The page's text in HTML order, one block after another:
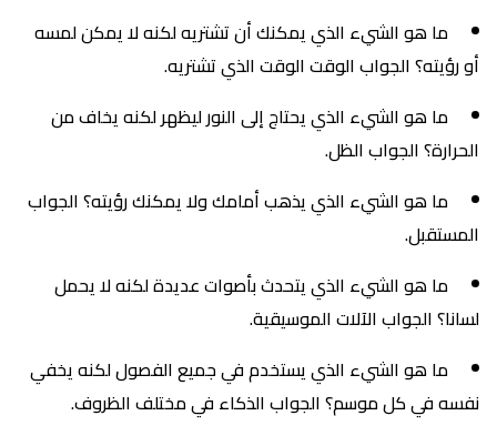
ما هو الشيء الذي يمكنك أن تشتريه لكنه لا يمكن لمسه
أو رؤيته؟ الجواب الوقت الوقت الذي تشتريه.
ما هو الشيء الذي يحتاج إلى النور ليظهر لكنه يخاف من
الحرارة؟ الجواب الظل.
ما هو الشيء الذي يذهب أمامك ولا يمكنك رؤيته؟ الجواب
المستقبل.
ما هو الشيء الذي يتحدث بأصوات عديدة لكنه لا يحمل
لسانا؟ الجواب الآلات الموسيقية.
ما هو الشيء الذي يستخدم في جميع الفصول لكنه يخفي
نفسه في كل موسم؟ الجواب الذكاء في مختلف الظروف.